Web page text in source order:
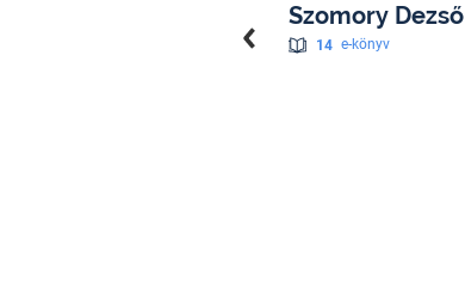
Szomory Dezső
14 e-könyv